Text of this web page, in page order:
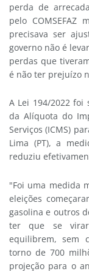
perda de
pelo
precisava ser
governo não é
perdas que
é não ter prejuízo
A Lei 194/2022 foi
da Alíquota do
Serviços (ICMS)
Lima (PT), a
reduziu
"Foi uma medida
eleições
gasolina e outros
ter que se virar
equilibrem, sem
torno de 700
projeção para o